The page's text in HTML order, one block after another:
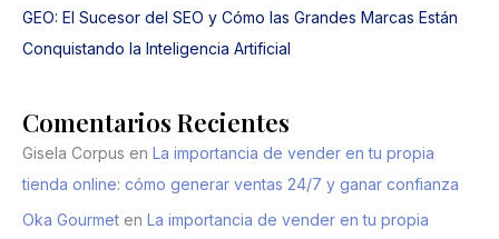
GEO: El Sucesor del SEO y Cómo las Grandes Marcas Están
Conquistando la Inteligencia Artificial
Comentarios Recientes
Gisela Corpus en La importancia de vender en tu propia
tienda online: cómo generar ventas 24/7 y ganar confianza
Oka Gourmet en La importancia de vender en tu propia